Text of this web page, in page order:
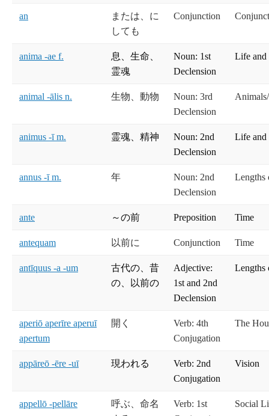
an
または、に
しても
Conjunction
anima -ae f.
息、生命、
霊魂
Noun: 1st
Declension
Life and
animal -ālis n. 生物、動物
Noun: 3rd
Declension
animus -ī m. 霊魂、精神
Noun: 2nd
Declension
Life and
annus -ī m. 年
Noun: 2nd
Declension
Lengths
ante ～の前 Preposition Time
antequam 以前に Conjunction Time
antīquus -a -um
古代の、昔
の、以前の
Adjective:
1st and 2nd
Declension
Lengths
aperiō aperīre aperuī
apertum
開く
Verb: 4th
Conjugation
The
appāreō -ēre -uī 現われる
Verb: 2nd
Conjugation
Vision
appellō -pellāre
呼ぶ、命名
Verb: 1st
Social